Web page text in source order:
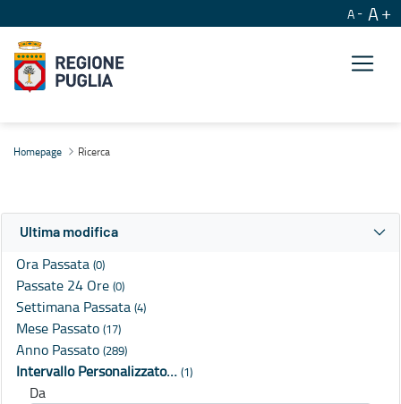
A A
Homepage Ricerca
Ultima modifica
Ora Passata (0)
Passate 24 Ore (0)
Settimana Passata (4)
Mese Passato (17)
Anno Passato (289)
Intervallo Personalizzato… (1)
Da